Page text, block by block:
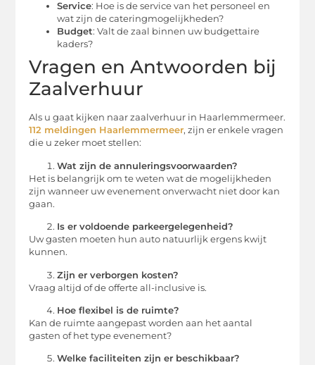
Service: Hoe is de service van het personeel en
wat zijn de cateringmogelijkheden?
Budget: Valt de zaal binnen uw budgettaire
kaders?
Vragen en Antwoorden bij
Zaalverhuur
Als u gaat kijken naar zaalverhuur in Haarlemmermeer.
112 meldingen Haarlemmermeer, zijn er enkele vragen
die u zeker moet stellen:
Wat zijn de annuleringsvoorwaarden?
Het is belangrijk om te weten wat de mogelijkheden
zijn wanneer uw evenement onverwacht niet door kan
gaan.
Is er voldoende parkeergelegenheid?
Uw gasten moeten hun auto natuurlijk ergens kwijt
kunnen.
Zijn er verborgen kosten?
Vraag altijd of de offerte all-inclusive is.
Hoe flexibel is de ruimte?
Kan de ruimte aangepast worden aan het aantal
gasten of het type evenement?
Welke faciliteiten zijn er beschikbaar?